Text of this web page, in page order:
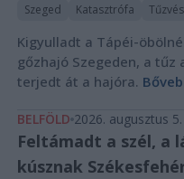
Szeged Katasztrófa
Kigyulladt a Tápéi-
gőzhajó Szegeden, a
terjedt át a hajóra.
BELFÖLD 2026. augusztus 5.
Feltámadt a szél, a
kúsznak